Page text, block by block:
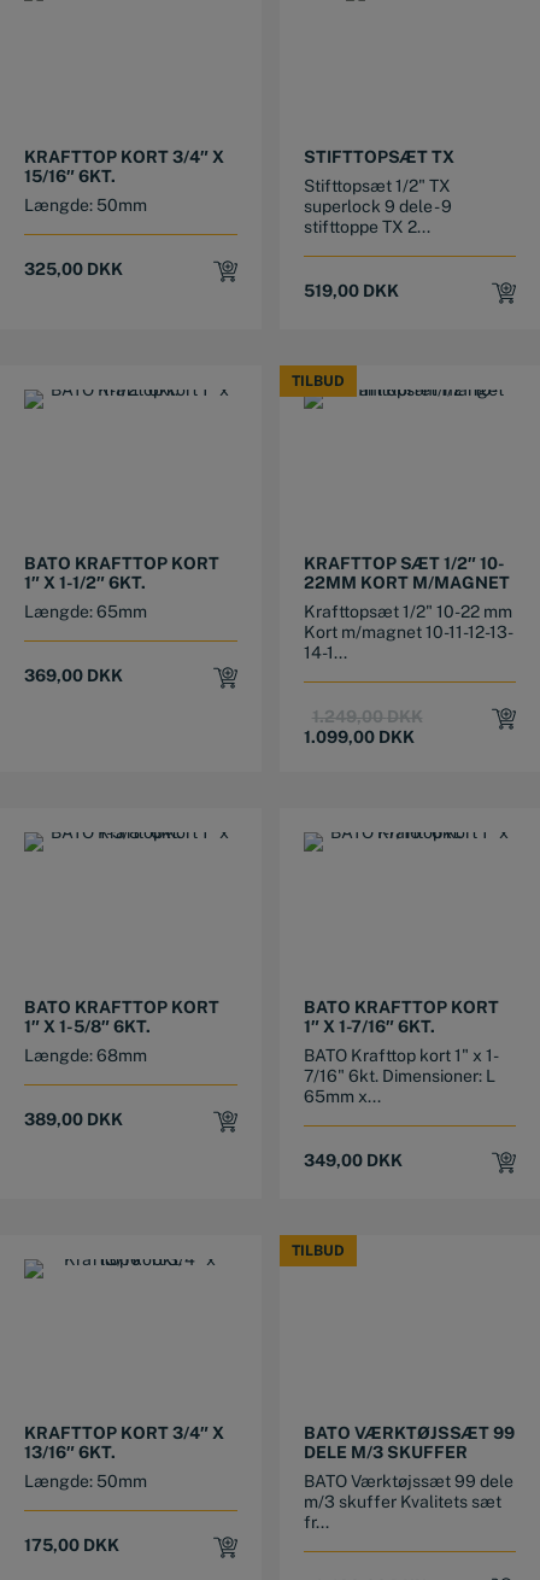
KRAFTTOP KORT 3/4″ X
15/16″ 6KT.
Længde: 50mm
325,00 DKK
STIFTTOPSÆT TX
Stifttopsæt 1/2" TX
superlock 9 dele - 9
stifttoppe TX 2...
519,00 DKK
BATO KRAFTTOP KORT
1″ X 1-1/2″ 6KT.
Længde: 65mm
369,00 DKK
TILBUD
TILBUD
KRAFTTOP SÆT 1/2″ 10-
22MM KORT M/MAGNET
Krafttopsæt 1/2" 10-22 mm
Kort m/magnet 10-11-12-13-
14-1...
1.249,00DKKOriginal
1.099,00 DKK
Current
BATO KRAFTTOP KORT
1″ X 1-5/8″ 6KT.
Længde: 68mm
389,00 DKK
BATO KRAFTTOP KORT
1″ X 1-7/16″ 6KT.
BATO Krafttop kort 1" x 1-
7/16" 6kt. Dimensioner: L
65mm x...
349,00 DKK
KRAFTTOP KORT 3/4″ X
13/16″ 6KT.
Længde: 50mm
175,00 DKK
TILBUD
TILBUD
BATO VÆRKTØJSSÆT 99
DELE M/3 SKUFFER
BATO Værktøjssæt 99 dele
m/3 skuffer Kvalitets sæt
fr...